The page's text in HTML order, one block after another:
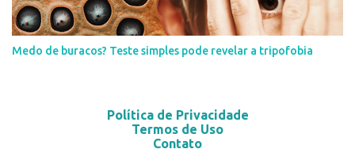
Medo de buracos? Teste simples pode revelar a tripofobia
Política de Privacidade
Termos de Uso
Contato